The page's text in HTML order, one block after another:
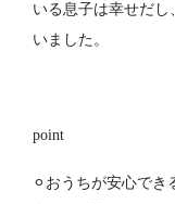
いる息子は幸せだ
いました。
point
⚪︎おうちが安心でき